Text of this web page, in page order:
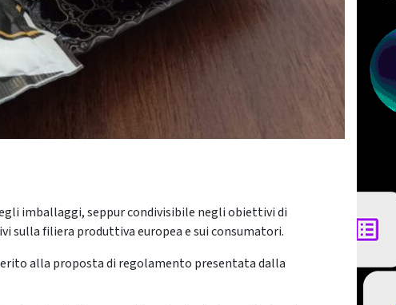
imballaggi, seppur condivisibile negli obiettivi di
sulla filiera produttiva europea e sui consumatori.
alla proposta di regolamento presentata dalla